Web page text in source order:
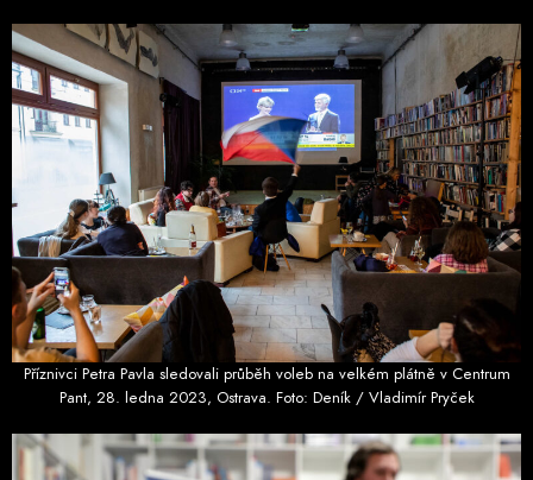
Příznivci Petra Pavla sledovali průběh voleb na velkém plátně v Centrum
Pant, 28. ledna 2023, Ostrava. Foto: Deník / Vladimír Pryček